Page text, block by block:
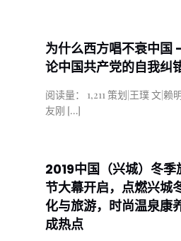
为什么西方唱不衰中
论中国共产党的自我纠
阅读量： 1,211 策划|王璞 文|赖
友刚 […]
2019中国（兴城）冬季
节大幕开启，点燃兴城
化与旅游，时尚温泉康
成热点